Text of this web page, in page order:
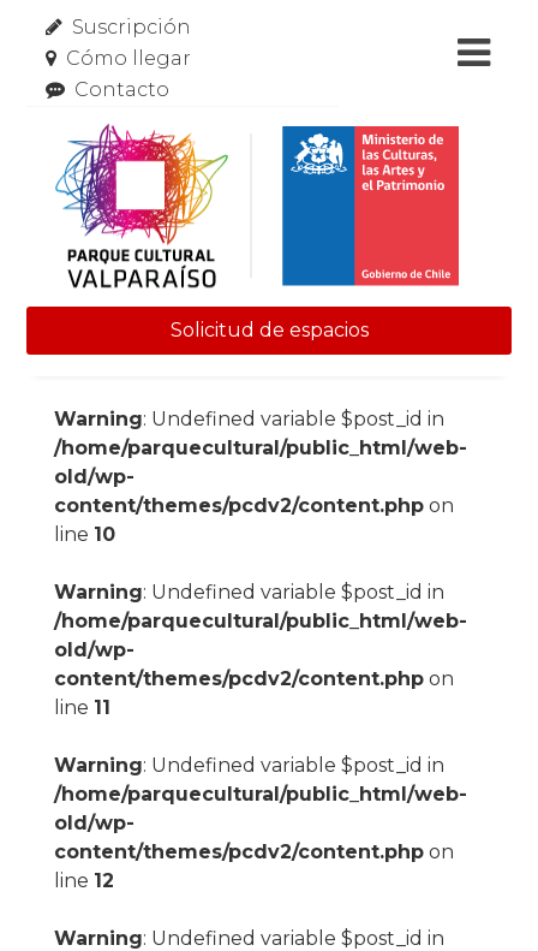
Suscripción
Cómo llegar
Contacto
Solicitud de espacios
Warning: Undefined variable $post_id in
/home/parquecultural/public_html/web-
old/wp-
content/themes/pcdv2/content.phpon
line 10
Warning: Undefined variable $post_id in
/home/parquecultural/public_html/web-
old/wp-
content/themes/pcdv2/content.phpon
line 11
Warning: Undefined variable $post_id in
/home/parquecultural/public_html/web-
old/wp-
content/themes/pcdv2/content.phpon
line 12
Warning: Undefined variable $post_id in